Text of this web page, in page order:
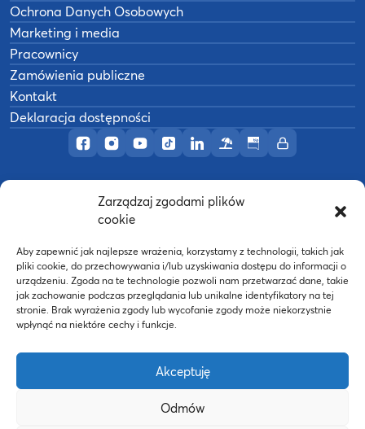
Zarządzaj zgodami plików
cookie
Aby zapewnić jak najlepsze wrażenia, korzystamy z technologii, takich jak
pliki cookie, do przechowywania i/lub uzyskiwania dostępu do informacji o
urządzeniu. Zgoda na te technologie pozwoli nam przetwarzać dane, takie
jak zachowanie podczas przeglądania lub unikalne identyfikatory na tej
stronie. Brak wyrażenia zgody lub wycofanie zgody może niekorzystnie
wpłynąć na niektóre cechy i funkcje.
Akceptuję
Odmów
Profil AWF Poznań w serwisie Facebook
Profil AWF Poznań w serwisie Instagram
Profil AWF Poznań w serwisie YouTube
Profil AWF Poznań w serwisie
Profil AWF Poznań w
OśrodekBiuletynIntranet
Ochrona Danych Osobowych
Marketing i media
Pracownicy
Zamówienia publiczne
Kontakt
Deklaracja dostępności
Akademia Wychowania Fizycznego w
Wykonanie:nFinity.pl